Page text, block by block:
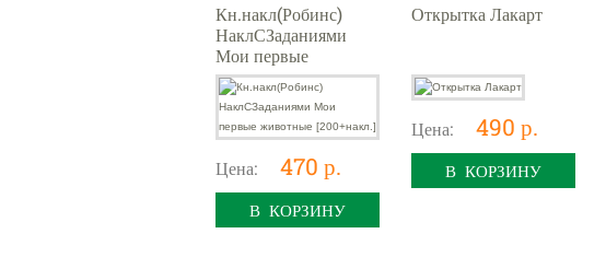
Кн.накл(Робинс)
НаклСЗаданиями
Мои первые
животные
[200+накл.]
Цена: 470 р.
В КОРЗИНУ
Открытка Лакарт
Цена: 490 р.
В КОРЗИНУ